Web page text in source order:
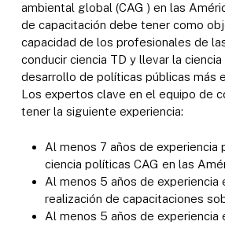
ambiental global (CAG ) en las
de capacitación debe tener como
capacidad de los profesionales de
conducir ciencia TD y llevar la
desarrollo de políticas públicas más
Los expertos clave en el equipo de
tener la siguiente experiencia:
Al menos 7 años de experiencia
ciencia políticas CAG en las
Al menos 5 años de experiencia
realización de capacitaciones
Al menos 5 años de experiencia